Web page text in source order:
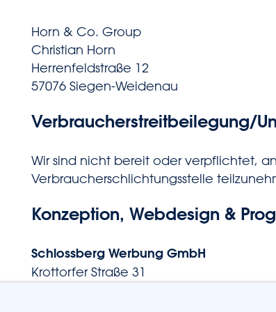
Horn & Co. Group
Christian Horn
Herrenfeldstraße 12
57076 Siegen-Weidenau
Verbraucher­streit­beilegung/
Wir sind nicht bereit oder verpflichtet,
Verbraucherschlichtungsstelle
Konzeption, Webdesign &
Schlossberg Werbung GmbH
Krottorfer Straße 31